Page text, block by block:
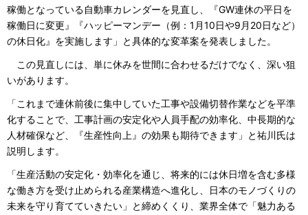
稼働となっている自動車カレンダーを見直し、『GW連休の平日を
稼働日に変更』『ハッピーマンデー（例：1月10日や9月20日など）
の休日化』を実施します」と具体的な変革案を発表しました。
この見直しには、単に休みを世間に合わせるだけでなく、深い狙
いがあります。
「これまで連休前後に集中していた工事や設備切替作業などを平準
化することで、工事計画の安定化や人員手配の効率化、中長期的な
人材確保など、『生産性向上』の効果も期待できます」と祐川氏は
説明します。
「生産活動の安定化・効率化を通じ、将来的には休日増を含む多様
な働き方を受け止められる産業構造へ進化し、日本のモノづくりの
未来を守り育てていきたい」と締めくくり、業界全体で「魅力ある